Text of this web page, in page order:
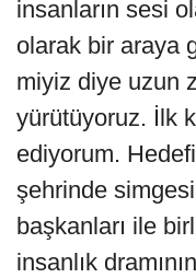
insanların sesi
olarak bir araya
miyiz diye uzun
yürütüyoruz. İlk
ediyorum.
şehrinde
başkanları ile
insanlık